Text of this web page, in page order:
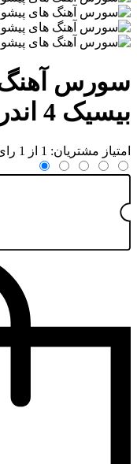
سورس آهنگ
بیسیک 4 اندروید
امتیاز مشتریان: 1 از 1 رای